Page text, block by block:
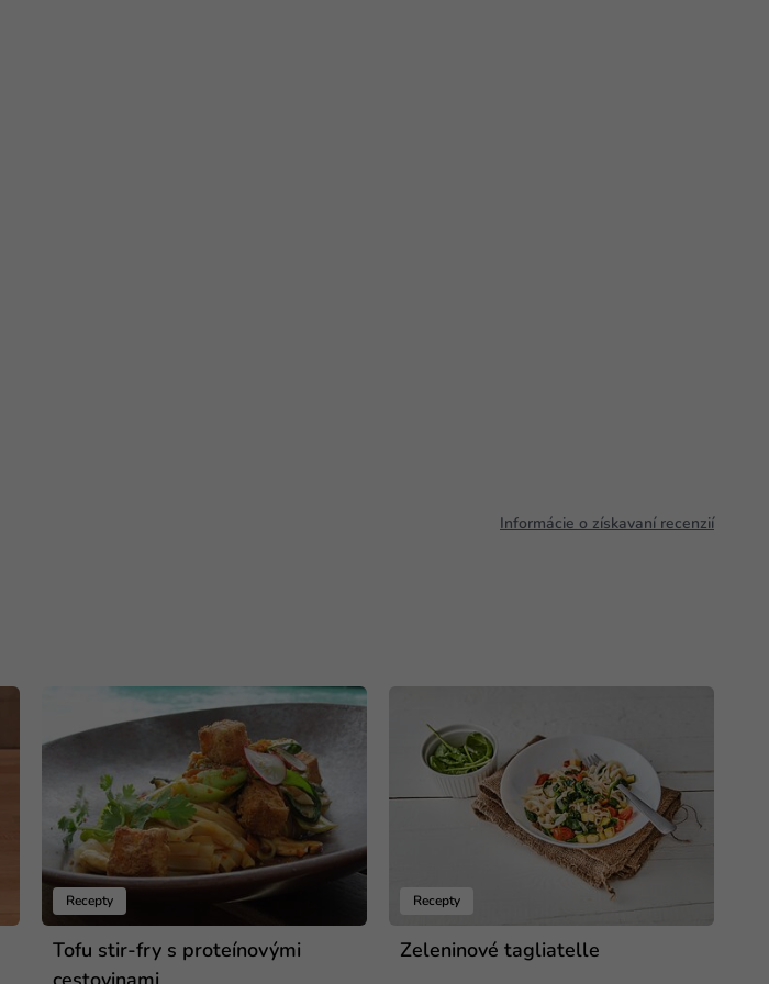
Informácie o získavaní recenzií
Recepty
Tofu stir-fry s proteínovými
Recepty
Zeleninové tagliatelle